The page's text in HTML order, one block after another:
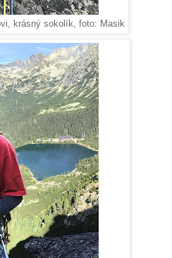
krásný sokolík, foto: Masik